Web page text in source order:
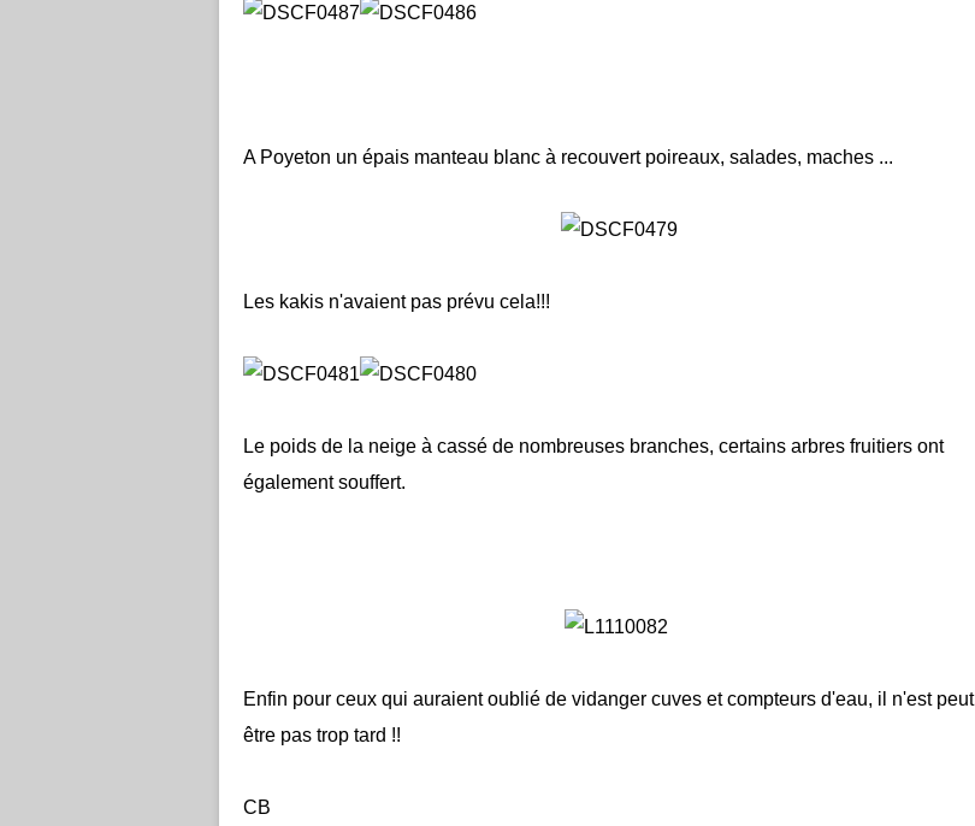
A Poyeton un épais manteau blanc à recouvert poireaux, salades, maches ...
Les kakis n'avaient pas prévu cela!!!
Le poids de la neige à cassé de nombreuses branches, certains arbres fruitiers ont
également souffert.
Enfin pour ceux qui auraient oublié de vidanger cuves et compteurs d'eau, il n'est peut
être pas trop tard !!
CB